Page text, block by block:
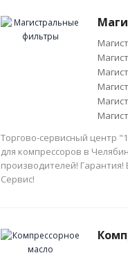
Торгово-сервисный центр
для компрессоров в
производителей!
Сервис!